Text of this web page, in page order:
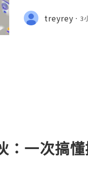
💫🌐✨💎Fast &
💎WhatsApp :+1
treyrey 3
：一次搞